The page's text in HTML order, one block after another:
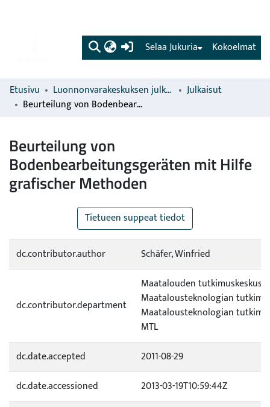
(current) Kokoelmat
Selaa Jukuria
Etusivu Luonnonvarakeskuksen julkaisut
Julkaisut
Beurteilung von Bodenbearbeitungsgeräten mit Hilfe grafischer Methoden
Beurteilung von
Bodenbearbeitungsgeräten mit Hilfe
grafischer Methoden
Tietueen suppeat tiedot
dc.contributor.author Schäfer, Winfried
dc.contributor.department
Maatalouden tutkimuskeskus
Maatalousteknologian
Maatalousteknologian
MTL
dc.date.accepted
2011-08-29
dc.date.accessioned
2013-03-19T10:59:44Z